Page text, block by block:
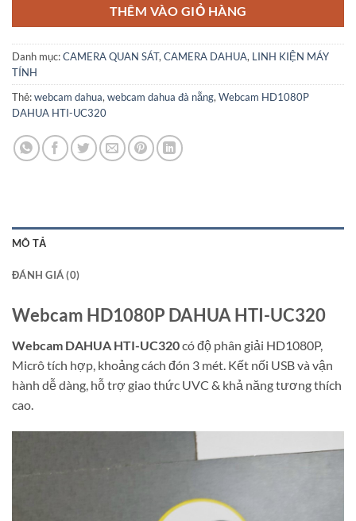
THÊM VÀO GIỎ HÀNG
Danh mục:CAMERA QUAN SÁT, CAMERA DAHUA, LINH KIỆN MÁY
TÍNH
Thẻ:webcam dahua, webcam dahua đà nẵng, Webcam HD1080P
DAHUA HTI-UC320
MÔ TẢ
ĐÁNH GIÁ (0)
Webcam HD1080P DAHUA HTI-UC320
Webcam DAHUA HTI-UC320có độ phân giải HD1080P,
Micrô tích hợp, khoảng cách đón 3 mét. Kết nối USB và vận
hành dễ dàng, hỗ trợ giao thức UVC & khả năng tương thích
cao.